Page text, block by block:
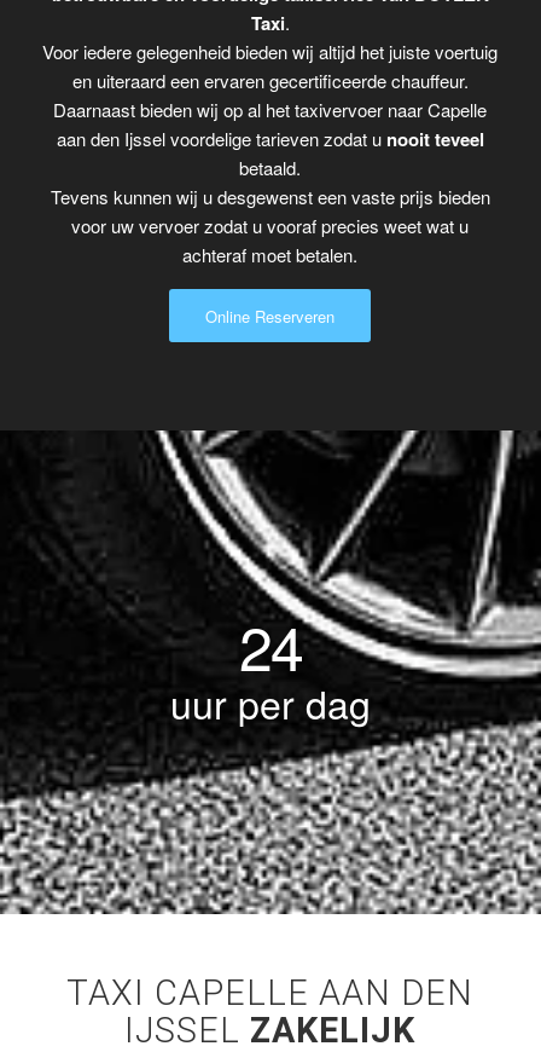
Taxi.
Voor iedere gelegenheid bieden wij altijd het juiste voertuig
en uiteraard een ervaren gecertificeerde chauffeur.
Daarnaast bieden wij op al het taxivervoer naar Capelle
aan den Ijssel voordelige tarieven zodat u nooit teveel
betaald.
Tevens kunnen wij u desgewenst een vaste prijs bieden
voor uw vervoer zodat u vooraf precies weet wat u
achteraf moet betalen.
Online Reserveren
24
uur per dag
TAXI CAPELLE AAN DEN
IJSSEL ZAKELIJK